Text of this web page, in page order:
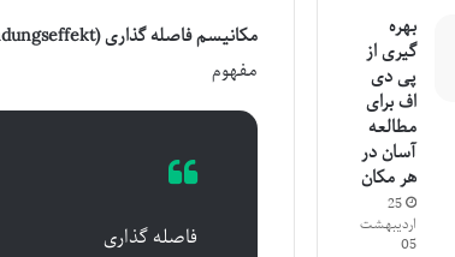
مکانیسم فاصله گذاری (Verfremdungseffekt): بیدار کردن حس انتقادی
مفهوم
فاصله گذاری
بهره
گیری از
پی دی
اف برای
مطالعه
آسان در
هر مکان
25
اردیبهشت
05